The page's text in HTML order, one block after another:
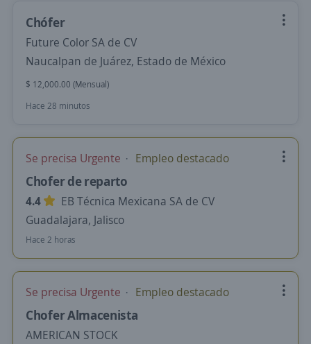
Chófer
Future Color SA de CV
Naucalpan de Juárez, Estado de México
$ 12,000.00 (Mensual)
Hace 28 minutos
Se precisa Urgente Empleo destacado
Chofer de reparto
4.4
EB Técnica Mexicana SA de CV
Guadalajara, Jalisco
Hace 2 horas
Se precisa Urgente Empleo destacado
Chofer Almacenista
AMERICAN STOCK